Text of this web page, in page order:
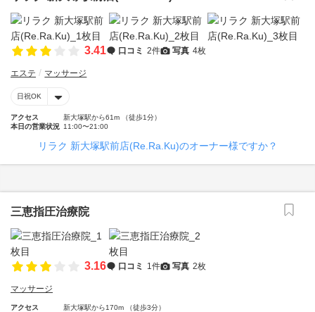
3.41 口コミ 2件 写真 4枚
エステ マッサージ
日祝OK
アクセス
新大塚駅から61m （徒歩1分）
本日の営業状況 11:00〜21:00
リラク 新大塚駅前店(Re.Ra.Ku)のオーナー様ですか？
三恵指圧治療院
3.16 口コミ 1件 写真 2枚
マッサージ
アクセス 新大塚駅から170m （徒歩3分）